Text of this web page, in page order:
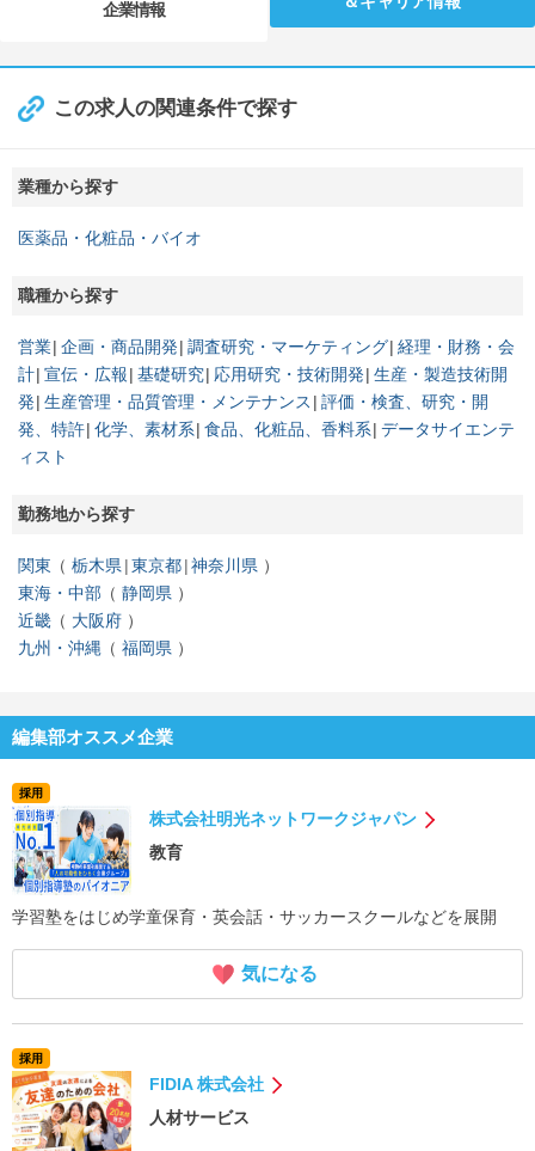
企業情報
この求人の関連条件で探す
業種から探す
医薬品・化粧品・バイオ
職種から探す
営業 企画・商品開発 調査研究・マーケティング 経理・財務・会
計 宣伝・広報 基礎研究 応用研究・技術開発 生産・製造技術開
発 生産管理・品質管理・メンテナンス
評価・検査、研究・開
発、特許 化学、素材系 食品、化粧品、香料系 データサイエンテ
ィスト
勤務地から探す
関東 栃木県 東京都 神奈川県
東海・中部
静岡県
近畿
大阪府
九州・沖縄
福岡県
編集部オススメ企業
採用
株式会社明光ネットワークジャパン
教育
学習塾をはじめ学童保育・英会話・サッカースクールなどを展開
気になる
採用
FIDIA 株式会社
人材サービス